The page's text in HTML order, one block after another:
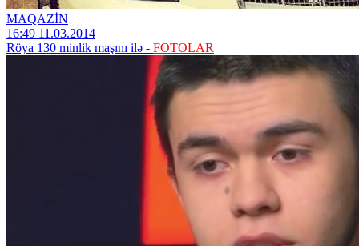
MAQAZİN
16:49 11.03.2014
Röya 130 minlik maşını ilə - FOTOLAR